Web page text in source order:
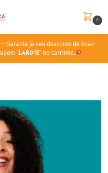
0
— Garanta já seu desconto de boas-
“ L4R01E” no carrinho.